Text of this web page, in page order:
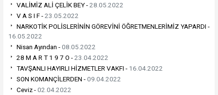
VALİMİZ ALİ ÇELİK BEY -28.05.2022
V A S I F -23.05.2022
NARKOTİK POLİSLERİNİN GÖREVİNİ ÖĞRETMENLERİMİZ YAPARDI -
16.05.2022
Nisan Ayından -08.05.2022
28 M A R T 1 9 7 O -23.04.2022
TAVŞANLI HAYIRLI HİZMETLER VAKFI - 16.04.2022
SON KOMANÇİLERDEN -09.04.2022
Ceviz -02.04.2022